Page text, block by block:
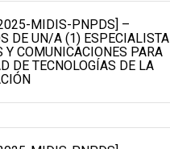
MIDIS-PNPDS] –
DE UN/A (1) ESPECIALISTA
Y COMUNICACIONES PARA
DE TECNOLOGÍAS DE LA